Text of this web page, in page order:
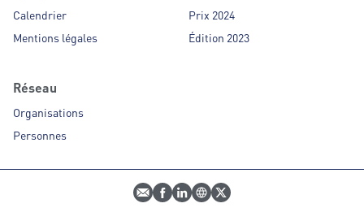
Calendrier
Mentions légales
Prix 2024
Édition 2023
Réseau
Organisations
Personnes
E-mailProfil Facebook
Profil LinkedIn
Site webProfil Twitter